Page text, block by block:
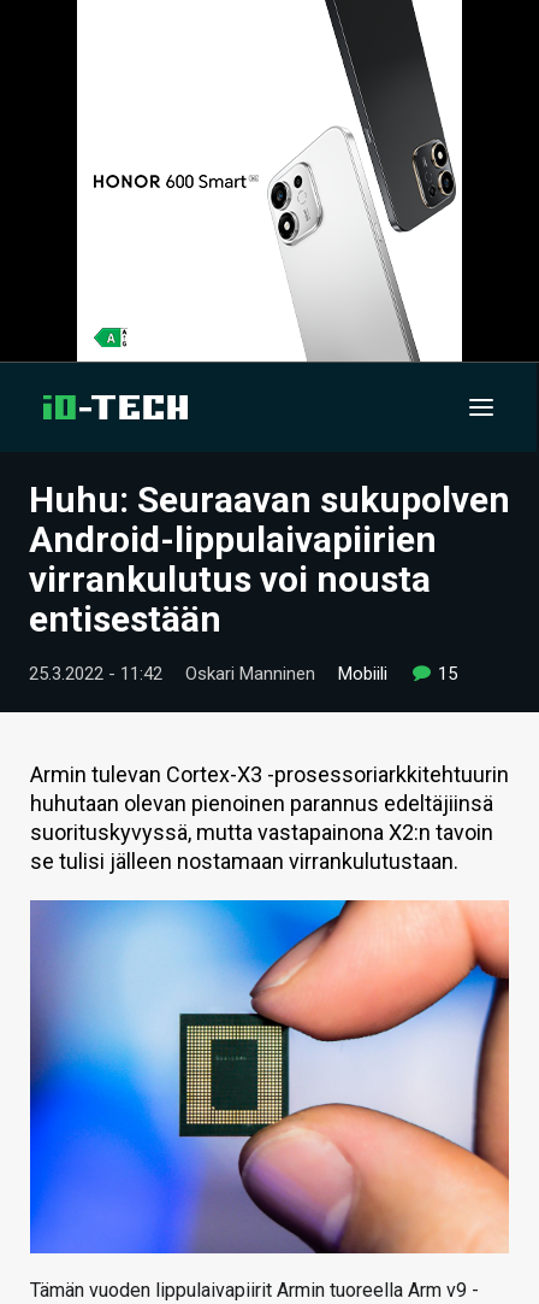
UUTISET
ARTIKKELIT
VIDEOT
TECHBBS
HINTA.FI
KAUPPA
VAIHDA TEEMA
Huhu: Seuraavan sukupolven
Android-lippulaivapiirien
virrankulutus voi nousta
entisestään
25.3.2022 - 11:42 Oskari Manninen Mobiili 15
Armin tulevan Cortex-X3 -prosessoriarkkitehtuurin
huhutaan olevan pienoinen parannus edeltäjiinsä
suorituskyvyssä, mutta vastapainona X2:n tavoin
se tulisi jälleen nostamaan virrankulutustaan.
Tämän vuoden lippulaivapiirit Armin tuoreella Arm v9 -